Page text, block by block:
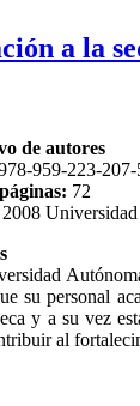
a la
de autores
959-223-207-
72
Universidad
su personal
y a su vez
al